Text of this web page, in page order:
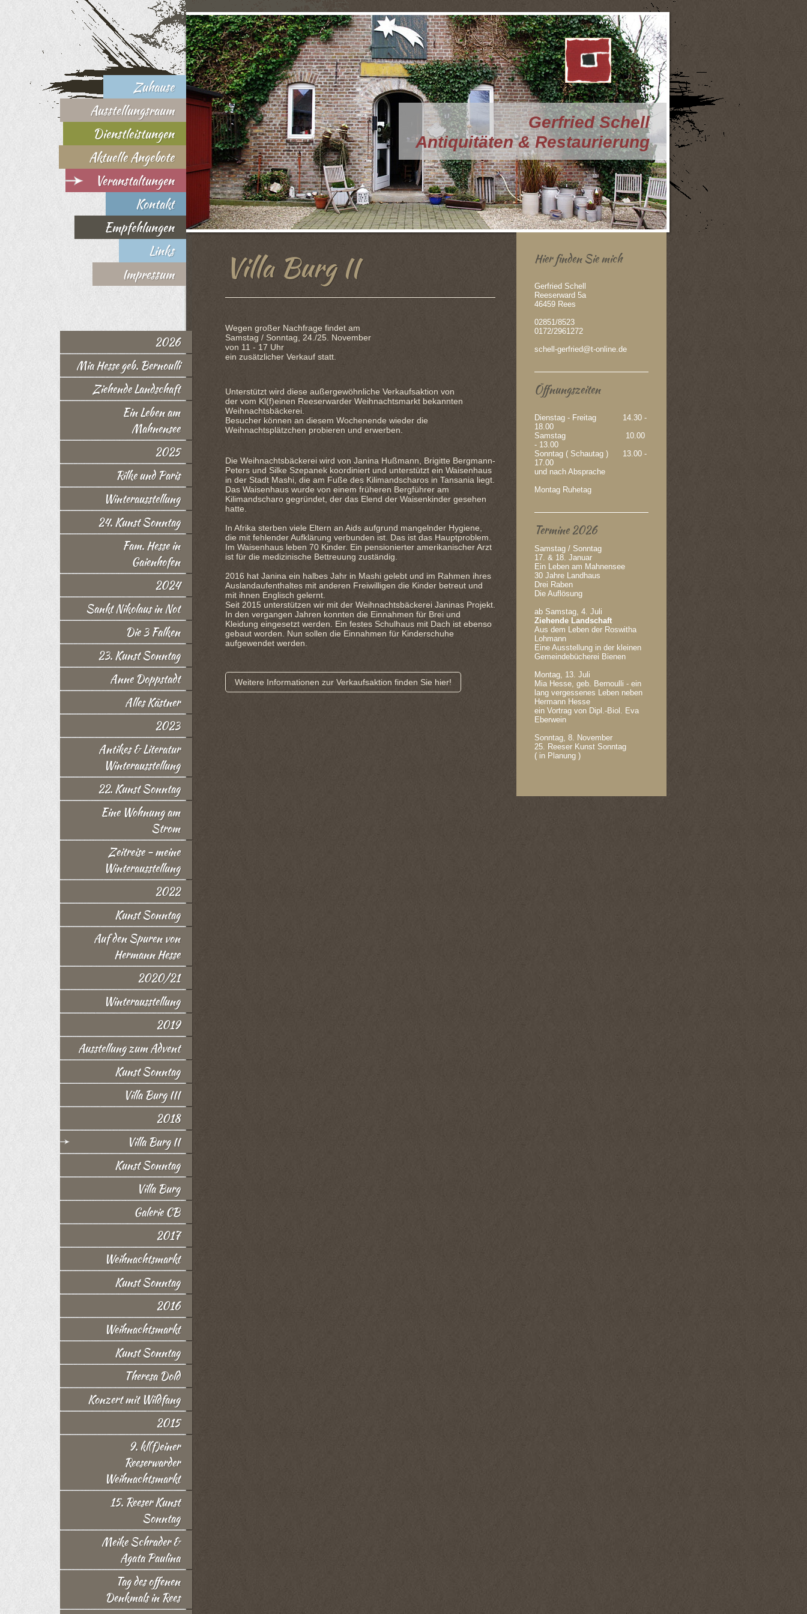
Zuhause
Ausstellungsraum
Dienstleistungen
Aktuelle Angebote
Veranstaltungen
Kontakt
Empfehlungen
Links
Impressum
2026
Mia Hesse geb. Bernoulli
Ziehende Landschaft
Ein Leben am
Mahnensee
2025
Rilke und Paris
Winterausstellung
24. Kunst Sonntag
Fam. Hesse in
Gaienhofen
2024
Sankt Nikolaus in Not
Die 3 Falken
23. Kunst Sonntag
Anne Doppstadt
Alles Kästner
2023
Antikes & Literatur
Winterausstellung
22. Kunst Sonntag
Eine Wohnung am
Strom
Zeitreise - meine
Winterausstellung
2022
Kunst Sonntag
Auf den Spuren von
Hermann Hesse
2020/21
Winterausstellung
2019
Ausstellung zum Advent
Kunst Sonntag
Villa Burg III
2018
Villa Burg II
Kunst Sonntag
Villa Burg
Galerie CB
2017
Weihnachtsmarkt
Kunst Sonntag
2016
Weihnachtsmarkt
Kunst Sonntag
Theresa Dold
Konzert mit Wildfang
2015
9. kl(f)einer
Reeserwarder
Weihnachtsmarkt
15. Reeser Kunst
Sonntag
Meike Schrader &
Agata Paulina
Tag des offenen
Denkmals in Rees
Gerfried Schell
Antiquitäten & Restaurierung
Villa Burg II
Wegen großer Nachfrage findet am
Samstag / Sonntag, 24./25. November
von 11 - 17 Uhr
ein zusätzlicher Verkauf statt.
Unterstützt wird diese außergewöhnliche Verkaufsaktion von
der vom Kl(f)einen Reeserwarder Weihnachtsmarkt bekannten
Weihnachtsbäckerei.
Besucher können an diesem Wochenende wieder die
Weihnachtsplätzchen probieren und erwerben.
Die Weihnachtsbäckerei wird von Janina Hußmann, Brigitte Bergmann-
Peters und Silke Szepanek koordiniert und unterstützt ein Waisenhaus
in der Stadt Mashi, die am Fuße des Kilimandscharos in Tansania liegt.
Das Waisenhaus wurde von einem früheren Bergführer am
Kilimandscharo gegründet, der das Elend der Waisenkinder gesehen
hatte.
In Afrika sterben viele Eltern an Aids aufgrund mangelnder Hygiene,
die mit fehlender Aufklärung verbunden ist. Das ist das Hauptproblem.
Im Waisenhaus leben 70 Kinder. Ein pensionierter amerikanischer Arzt
ist für die medizinische Bettreuung zuständig.
2016 hat Janina ein halbes Jahr in Mashi gelebt und im Rahmen ihres
Auslandaufenthaltes mit anderen Freiwilligen die Kinder betreut und
mit ihnen Englisch gelernt.
Seit 2015 unterstützen wir mit der Weihnachtsbäckerei Janinas Projekt.
In den vergangen Jahren konnten die Einnahmen für Brei und
Kleidung eingesetzt werden. Ein festes Schulhaus mit Dach ist ebenso
gebaut worden. Nun sollen die Einnahmen für Kinderschuhe
aufgewendet werden.
Weitere Informationen zur Verkaufsaktion finden Sie hier!
Hier finden Sie mich
Gerfried Schell
Reeserward 5a
46459 Rees
02851/8523
0172/2961272
schell-gerfried@t-online.de
Öffnungszeiten
Dienstag - Freitag 14.30 -
18.00
Samstag 10.00
- 13.00
Sonntag ( Schautag ) 13.00 -
17.00
und nach Absprache
Montag Ruhetag
Termine 2026
Samstag / Sonntag
17. & 18. Januar
Ein Leben am Mahnensee
30 Jahre Landhaus
Drei Raben
Die Auflösung
ab Samstag, 4. Juli
Ziehende Landschaft
Aus dem Leben der Roswitha
Lohmann
Eine Ausstellung in der kleinen
Gemeindebücherei Bienen
Montag, 13. Juli
Mia Hesse, geb. Bernoulli - ein
lang vergessenes Leben neben
Hermann Hesse
ein Vortrag von Dipl.-Biol. Eva
Eberwein
Sonntag, 8. November
25. Reeser Kunst Sonntag
( in Planung )